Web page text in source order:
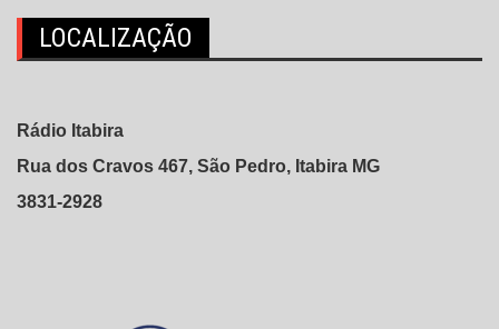
LOCALIZAÇÃO
Rádio Itabira
Rua dos Cravos 467, São Pedro, Itabira MG
3831-2928